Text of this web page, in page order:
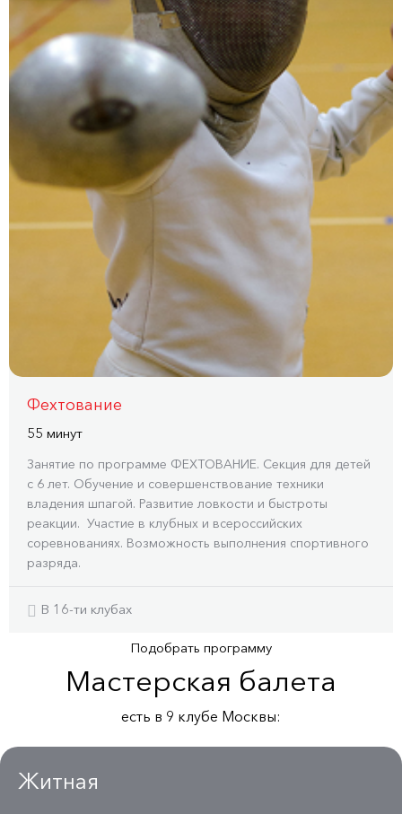
Фехтование
55 минут
Занятие по программе ФЕХТОВАНИЕ. Секция для детей
с 6 лет. Обучение и совершенствование техники
владения шпагой. Развитие ловкости и быстроты
реакции. Участие в клубных и всероссийских
соревнованиях. Возможность выполнения спортивного
разряда.
В 16-ти клубах
Подобрать программу
Мастерская балета
есть в 9 клубe Москвы:
Житная